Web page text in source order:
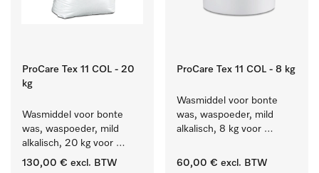
ProCare Tex 11 COL - 20
kg
Wasmiddel voor bonte
was, waspoeder, mild
alkalisch, 20 kg voor
behoud van kleur en
130,00 € excl. BTW
ProCare Tex 11 COL - 8 kg
Wasmiddel voor bonte
was, waspoeder, mild
alkalisch, 8 kg voor
reiniging van de bonte
60,00 € excl. BTW